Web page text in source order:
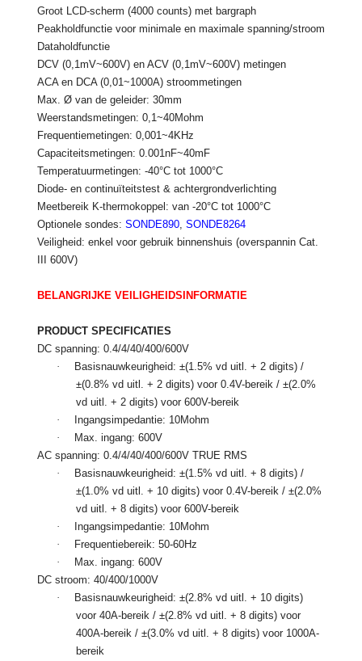
Groot LCD-scherm (4000 counts) met bargraph
Peakholdfunctie voor minimale en maximale spanning/stroom
Dataholdfunctie
DCV (0,1mV~600V) en ACV (0,1mV~600V) metingen
ACA en DCA (0,01~1000A) stroommetingen
Max. Ø van de geleider: 30mm
Weerstandsmetingen: 0,1~40Mohm
Frequentiemetingen: 0,001~4KHz
Capaciteitsmetingen: 0.001nF~40mF
Temperatuurmetingen: -40°C tot 1000°C
Diode- en continuïteitstest & achtergrondverlichting
Meetbereik K-thermokoppel: van -20°C tot 1000°C
Optionele sondes: SONDE890 SONDE8264
Veiligheid: enkel voor gebruik binnenshuis (overspannin Cat.
III 600V)
BELANGRIJKE VEILIGHEIDSINFORMATIE
PRODUCT SPECIFICATIES
DC spanning: 0.4/4/40/400/600V
·
Basisnauwkeurigheid: ±(1.5% vd uitl. + 2 digits) /
±(0.8% vd uitl. + 2 digits) voor 0.4V-bereik / ±(2.0%
vd uitl. + 2 digits) voor 600V-bereik
·
Ingangsimpedantie: 10Mohm
·
Max. ingang: 600V
AC spanning: 0.4/4/40/400/600V TRUE RMS
·
Basisnauwkeurigheid: ±(1.5% vd uitl. + 8 digits) /
±(1.0% vd uitl. + 10 digits) voor 0.4V-bereik / ±(2.0%
vd uitl. + 8 digits) voor 600V-bereik
·
Ingangsimpedantie: 10Mohm
·
Frequentiebereik: 50-60Hz
·
Max. ingang: 600V
DC stroom: 40/400/1000V
·
Basisnauwkeurigheid: ±(2.8% vd uitl. + 10 digits)
voor 40A-bereik / ±(2.8% vd uitl. + 8 digits) voor
400A-bereik / ±(3.0% vd uitl. + 8 digits) voor 1000A-
bereik